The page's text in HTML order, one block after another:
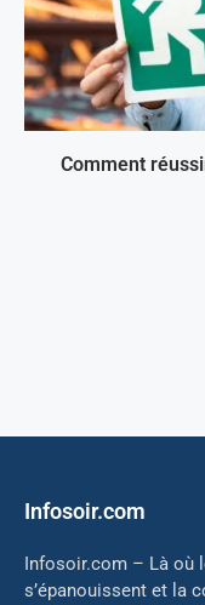
Comment
Infosoir.com
Infosoir.com – Là où
s’épanouissent et la